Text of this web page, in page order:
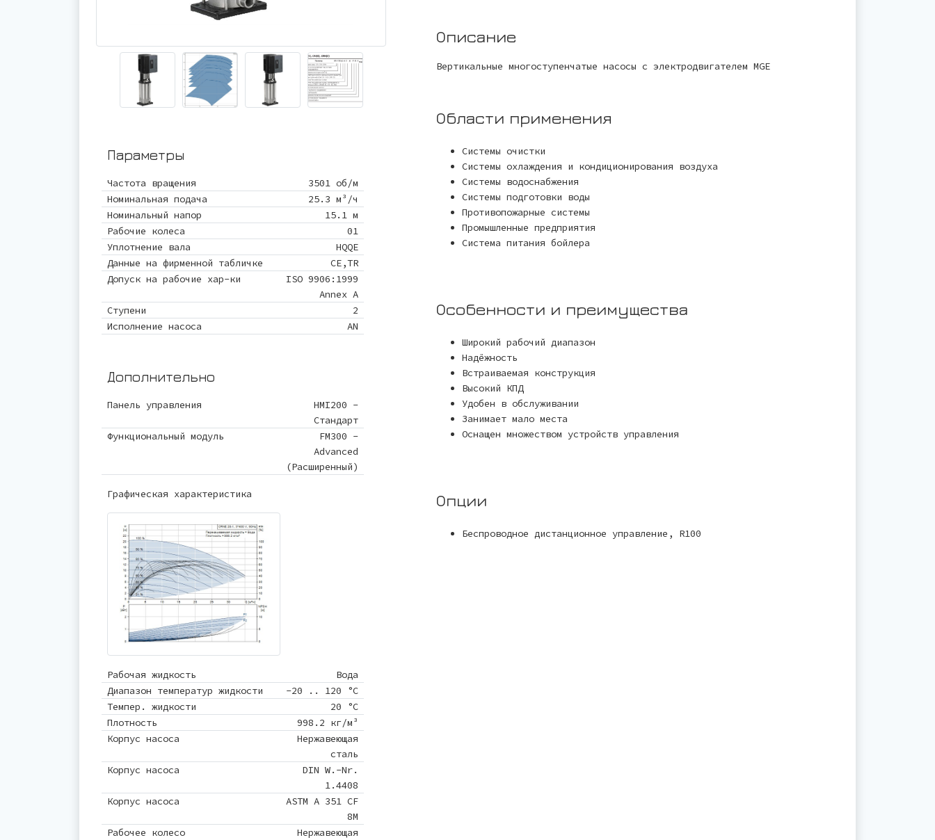
Параметры
Частота вращения
3501 об/м
Номинальная подача
25.3 м³/ч
Номинальный напор
15.1 м
Рабочие колеса
01
Уплотнение вала
HQQE
Данные на фирменной табличке
CE,TR
Допуск на рабочие хар-ки
ISO 9906:1999
Annex A
Ступени
2
Исполнение насоса
AN
Дополнительно
Панель управления
HMI200 -
Стандарт
Функциональный модуль
FM300 -
Advanced
(Расширенный)
Графическая характеристика
Рабочая жидкость
Вода
Диапазон температур жидкости
-20 .. 120 °C
Темпер. жидкости
20 °C
Плотность
998.2 кг/м³
Корпус насоса
Нержавеющая
сталь
Корпус насоса
DIN W.-Nr.
1.4408
Корпус насоса
ASTM A 351 CF
8M
Рабочее колесо
Нержавеющая
Описание
Вертикальные многоступенчатые насосы с электродвигателем MGE
Области применения
Системы очистки
Системы охлаждения и кондиционирования воздуха
Системы водоснабжения
Системы подготовки воды
Противопожарные системы
Промышленные предприятия
Система питания бойлера
Особенности и преимущества
Широкий рабочий диапазон
Надёжность
Встраиваемая конструкция
Высокий КПД
Удобен в обслуживании
Занимает мало места
Оснащен множеством устройств управления
Опции
Беспроводное дистанционное управление, R100